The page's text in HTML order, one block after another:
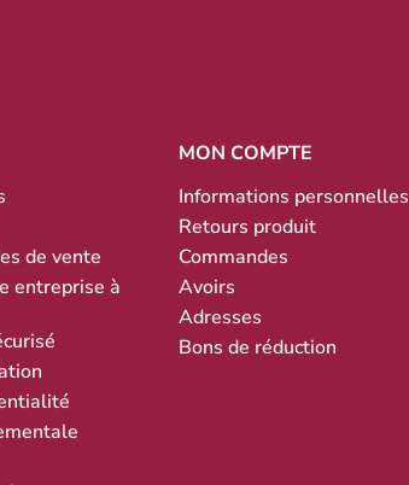
de vente
entreprise à
MON COMPTE
Informations personnelles
Retours produit
Commandes
Avoirs
Adresses
Bons de réduction